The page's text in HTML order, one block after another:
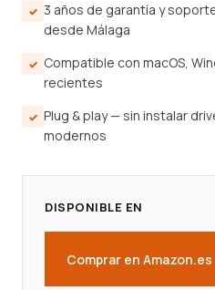
3 años de garantía y
desde Málaga
Compatible con macOS,
recientes
Plug & play — sin instalar
modernos
DISPONIBLE EN
Comprar en Amazon.es